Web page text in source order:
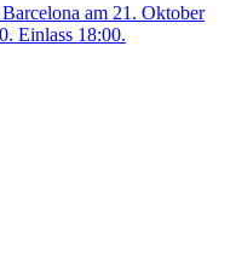
am 21. Oktober
Einlass 18:00.